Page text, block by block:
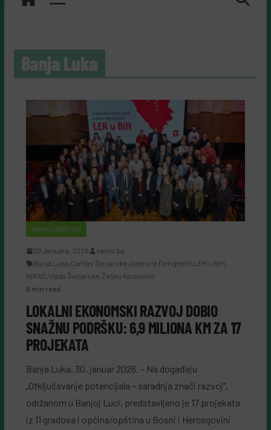
Banja Luka
#SAMOODRŽIVOST
30 Januara, 2026
samo.ba
Banja Luka,Caritas Švicarske,Gabriele Derighetti,LER u BiH,
NIRAS,Vlada Švicarske,Željko Karanović
6 min read
LOKALNI EKONOMSKI RAZVOJ DOBIO
SNAŽNU PODRŠKU: 6,9 MILIONA KM ZA 17
PROJEKATA
Banja Luka, 30. januar 2026. – Na događaju
„Otključavanje potencijala – saradnja znači razvoj“,
održanom u Banjoj Luci, predstavljeno je 17 projekata
iz 11 gradova i općina/opština u Bosni i Hercegovini